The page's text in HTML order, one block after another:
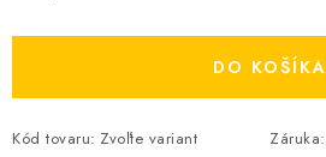
DO KOŠÍKA
Kód tovaru: Zvoľte variant Záruka: